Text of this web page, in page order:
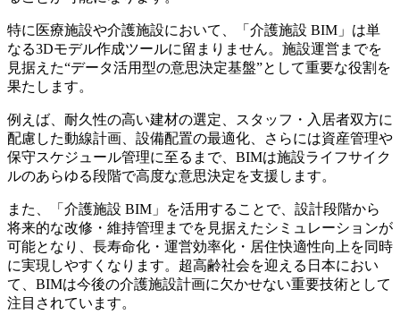
特に医療施設や介護施設において、「介護施設 BIM」は単
なる3Dモデル作成ツールに留まりません。施設運営までを
見据えた“データ活用型の意思決定基盤”として重要な役割を
果たします。
例えば、耐久性の高い建材の選定、スタッフ・入居者双方に
配慮した動線計画、設備配置の最適化、さらには資産管理や
保守スケジュール管理に至るまで、BIMは施設ライフサイク
ルのあらゆる段階で高度な意思決定を支援します。
また、「介護施設 BIM」を活用することで、設計段階から
将来的な改修・維持管理までを見据えたシミュレーションが
可能となり、長寿命化・運営効率化・居住快適性向上を同時
に実現しやすくなります。超高齢社会を迎える日本におい
て、BIMは今後の介護施設計画に欠かせない重要技術として
注目されています。